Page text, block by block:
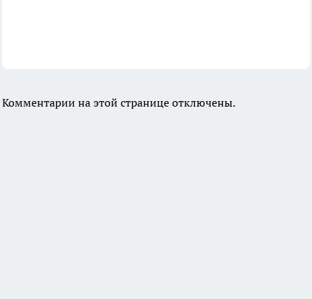
Комментарии на этой странице отключены.